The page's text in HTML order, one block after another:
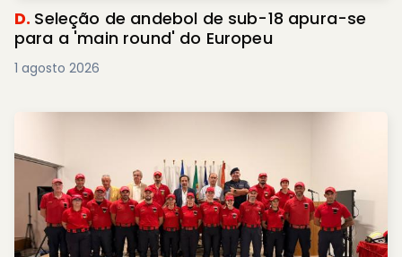
D. Seleção de andebol de sub-18 apura-se
para a 'main round' do Europeu
1 agosto 2026